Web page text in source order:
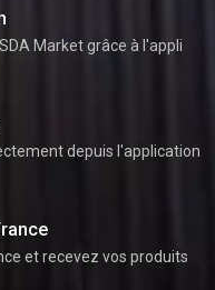
Market grâce à l'appli
depuis l'application
et recevez vos produits